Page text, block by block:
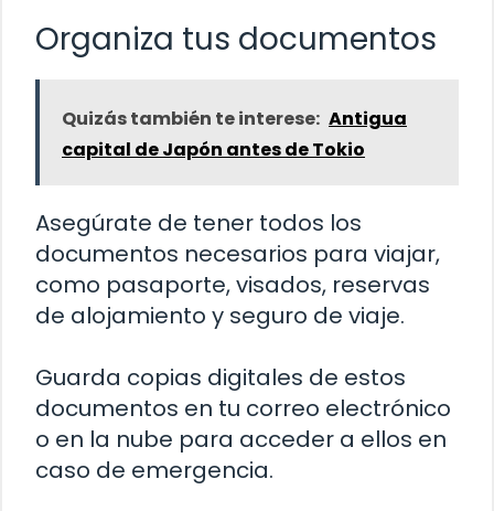
Organiza tus documentos
Quizás también te interese: Antigua
capital de Japón antes de Tokio
Asegúrate de tener todos los
documentos necesarios para viajar,
como pasaporte, visados, reservas
de alojamiento y seguro de viaje.
Guarda copias digitales de estos
documentos en tu correo electrónico
o en la nube para acceder a ellos en
caso de emergencia.